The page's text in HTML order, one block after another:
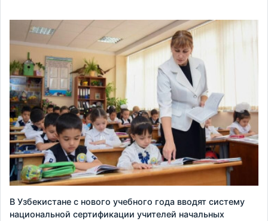
В Узбекистане с нового учебного года вводят систему
национальной сертификации учителей начальных